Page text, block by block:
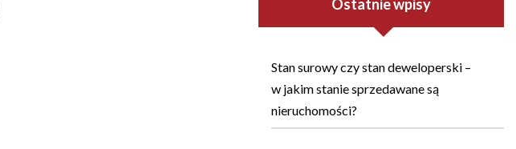
Ostatnie wpisy
Stan surowy czy stan deweloperski –
w jakim stanie sprzedawane są
nieruchomości?